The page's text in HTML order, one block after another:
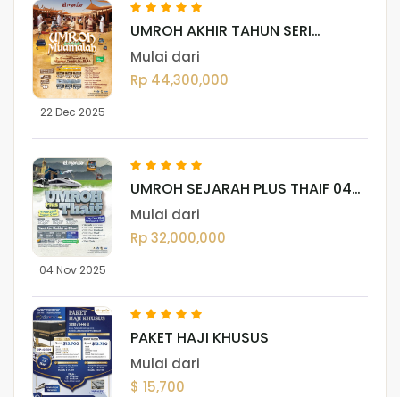
22 Dec 2025
UMROH AKHIR TAHUN SERI
MUAMALAH 22 DESEMBER 2025
Mulai dari
Rp 44,300,000
04 Nov 2025
UMROH SEJARAH PLUS THAIF 04
NOVEMBER 2025
Mulai dari
Rp 32,000,000
PAKET HAJI KHUSUS
Mulai dari
$ 15,700